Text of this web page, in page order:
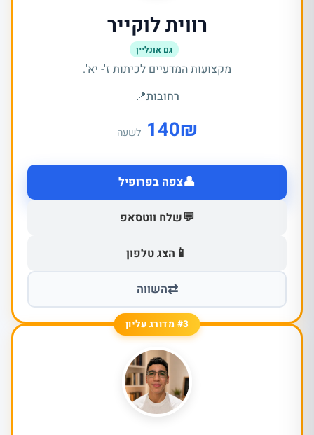
רווית לוקייר
גם אונליין
מקצועות המדעיים לכיתות ז'- יא'.
רחובות📍
₪
140 לשעה
👤צפה בפרופיל
💬שלח ווטסאפ
📱 הצג טלפון
⇄השווה
#3 מדורג עליון